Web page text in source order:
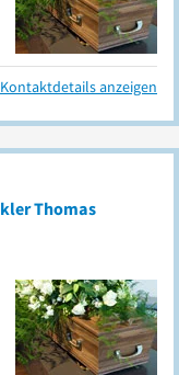
Kontaktdetails anzeigen
Thomas